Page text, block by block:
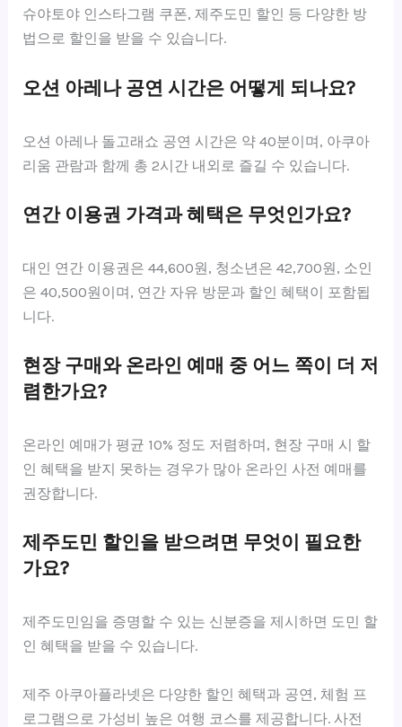
슈야토야 인스타그램 쿠폰, 제주도민 할인 등 다양한 방
법으로 할인을 받을 수 있습니다.
오션 아레나 공연 시간은 어떻게 되나요?
오션 아레나 돌고래쇼 공연 시간은 약 40분이며, 아쿠아
리움 관람과 함께 총 2시간 내외로 즐길 수 있습니다.
연간 이용권 가격과 혜택은 무엇인가요?
대인 연간 이용권은 44,600원, 청소년은 42,700원, 소인
은 40,500원이며, 연간 자유 방문과 할인 혜택이 포함됩
니다.
현장 구매와 온라인 예매 중 어느 쪽이 더 저
렴한가요?
온라인 예매가 평균 10% 정도 저렴하며, 현장 구매 시 할
인 혜택을 받지 못하는 경우가 많아 온라인 사전 예매를
권장합니다.
제주도민 할인을 받으려면 무엇이 필요한
가요?
제주도민임을 증명할 수 있는 신분증을 제시하면 도민 할
인 혜택을 받을 수 있습니다.
제주 아쿠아플라넷은 다양한 할인 혜택과 공연, 체험 프
로그램으로 가성비 높은 여행 코스를 제공합니다. 사전